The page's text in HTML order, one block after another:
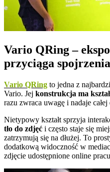
Vario QRing –
przyciąga spojrzenia
Vario QRing to jedna z
Vario. Jej konstrukcja ma
razu zwraca uwagę i nadaje
Nietypowy kształt sprzyja
tło do zdjęć i często staje się
zatrzymują się na dłużej. To
dodatkową widoczność w
zdjęcie udostępnione online